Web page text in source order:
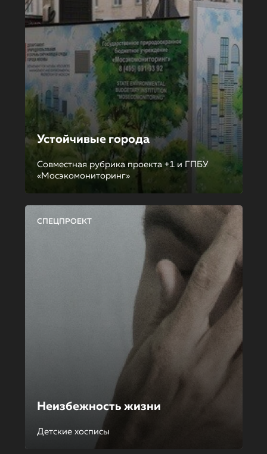
Устойчивые города
Совместная рубрика проекта +1 и ГПБУ
«Мосэкомониторинг»
СПЕЦПРОЕКТ
Неизбежность жизни
Детские хосписы